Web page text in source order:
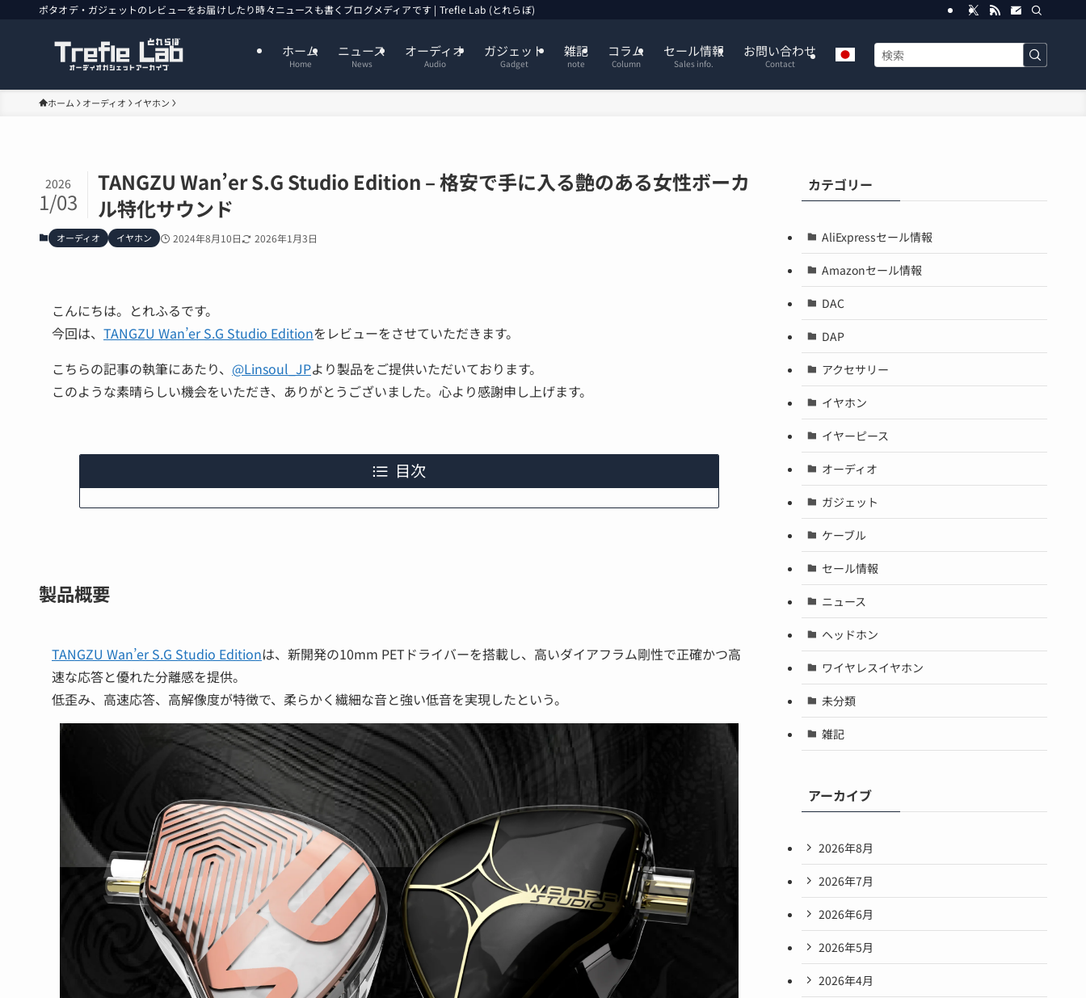
ポタオデ・ガジェットのレビューをお届けしたり時々ニュースも書くブログメディアです | Trefle Lab (とれらぼ)
ホーム
Home
ニュース
News
オーディオ
Audio
ガジェット
Gadget
雑記
note
コラム
Column
セール情報
Sales info.
お問い合わせ
Contact
ホーム オーディオ イヤホン
TANGZU Wan’er S.G Studio Edition – 格安で手に入る艶のある女性ボーカ
ル特化サウンド
2026
1/03
オーディオ イヤホン 2024年8月10日 2026年1月3日
こんにちは。とれふるです。
今回は、 TANGZU Wan’er S.G Studio Editionをレビューをさせていただきます。
こちらの記事の執筆にあたり、 @Linsoul_JPより製品をご提供いただいております。
このような素晴らしい機会をいただき、ありがとうございました。心より感謝申し上げます。
目次
製品概要
TANGZU Wan’er S.G Studio Editionは、新開発の10mm PETドライバーを搭載し、高いダイアフラム剛性で正確かつ高
速な応答と優れた分離感を提供。
低歪み、高速応答、高解像度が特徴で、柔らかく繊細な音と強い低音を実現したという。
カテゴリー
AliExpressセール情報
Amazonセール情報
DAC
DAP
アクセサリー
イヤホン
イヤーピース
オーディオ
ガジェット
ケーブル
セール情報
ニュース
ヘッドホン
ワイヤレスイヤホン
未分類
雑記
アーカイブ
2026年8月
2026年7月
2026年6月
2026年5月
2026年4月